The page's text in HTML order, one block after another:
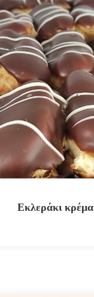
Εκλεράκι κρέμα